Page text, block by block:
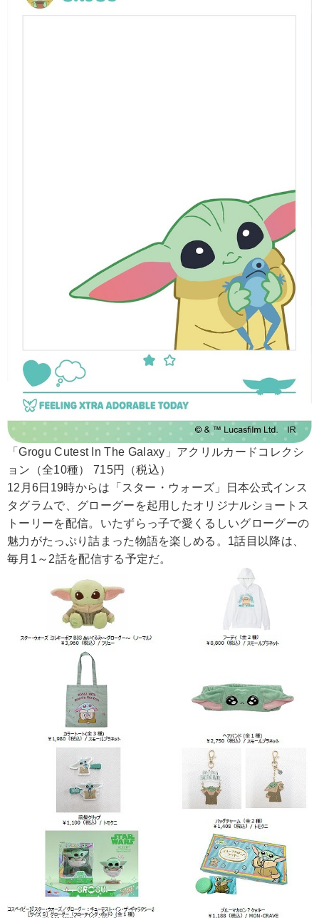
「Grogu Cutest In The Galaxy」アクリルカードコレクシ
ョン（全10種） 715円（税込）
12月6日19時からは「スター・ウォーズ」日本公式インス
タグラムで、グローグーを起用したオリジナルショートス
トーリーを配信。いたずらっ子で愛くるしいグローグーの
魅力がたっぷり詰まった物語を楽しめる。1話目以降は、
毎月1～2話を配信する予定だ。